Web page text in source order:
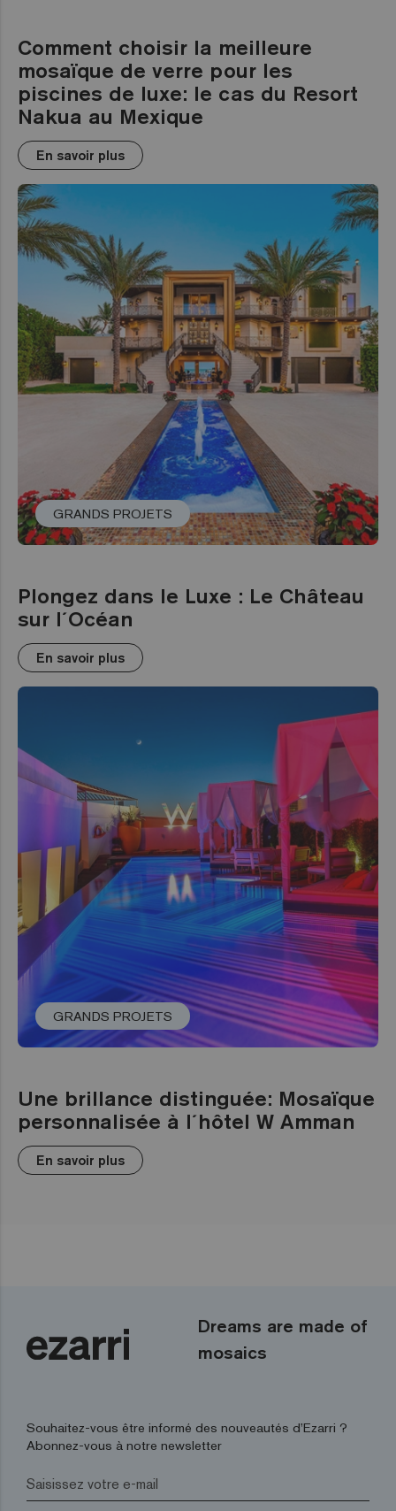
Comment choisir la meilleure
mosaïque de verre pour les
piscines de luxe: le cas du Resort
Nakua au Mexique
En savoir plus
GRANDS PROJETS
Plongez dans le Luxe : Le Château
sur l´Océan
En savoir plus
GRANDS PROJETS
Une brillance distinguée: Mosaïque
personnalisée à l´hôtel W Amman
En savoir plus
Dreams are made of
mosaics
Souhaitez-vous être informé des nouveautés d’Ezarri ?
Abonnez-vous à notre newsletter